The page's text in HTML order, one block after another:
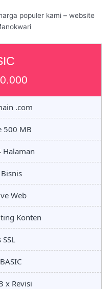
populer kami – website
.com
500 MB
Halaman
Web
Konten
x Revisi